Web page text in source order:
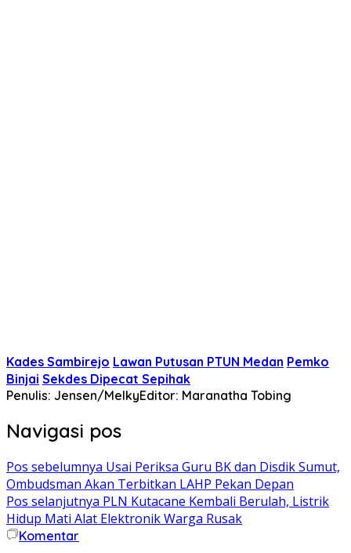
Kades Sambirejo Lawan Putusan PTUN Medan Pemko
Binjai Sekdes Dipecat Sepihak
Penulis: Jensen/MelkyEditor: Maranatha Tobing
Navigasi pos
Pos sebelumnya Usai Periksa Guru BK dan Disdik Sumut,
Ombudsman Akan Terbitkan LAHP Pekan Depan
Pos selanjutnya PLN Kutacane Kembali Berulah, Listrik
Hidup Mati Alat Elektronik Warga Rusak
Komentar